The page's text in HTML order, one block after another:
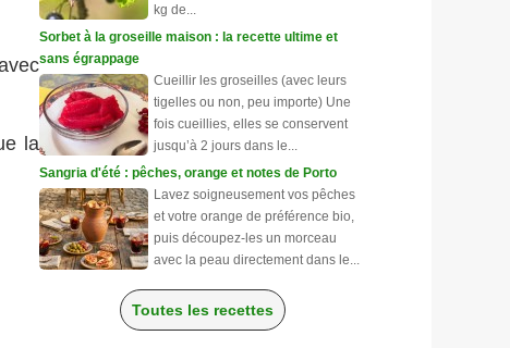
la
kg de...
Sorbet à la groseille maison : la recette ultime et
sans égrappage
Cueillir les groseilles (avec leurs
tigelles ou non, peu importe) Une
fois cueillies, elles se conservent
jusqu’à 2 jours dans le...
Sangria d'été : pêches, orange et notes de Porto
Lavez soigneusement vos pêches
et votre orange de préférence bio,
puis découpez-les un morceau
avec la peau directement dans le...
Toutes les recettes